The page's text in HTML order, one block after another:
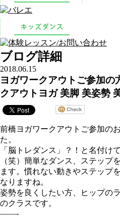
ブログ詳細
2018.06.15
ヨガワークアウトご参加の
クアウトヨガ 美脚 美姿勢
前橋ヨガワークアウトご参加の
た。
「脳トレダンス」？！と名付け
（笑）簡単なダンス、ステップ
ます。慣れない動きやステップ
なりますね。
姿勢を良くしたい方、ヒップの
のクラスです。
——-